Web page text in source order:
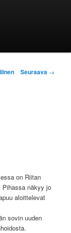
Seuraava →
on Riitan
Pihassa näkyy jo
aloittelevat
sovin uuden